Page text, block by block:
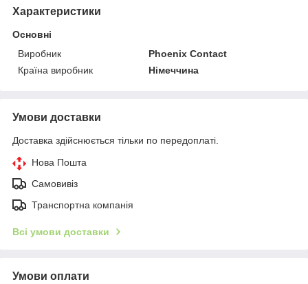
Характеристики
Основні
Виробник
Phoenix Contact
Країна виробник
Німеччина
Умови доставки
Доставка здійснюється тільки по передоплаті.
Нова Пошта
Самовивіз
Транспортна компанія
Всі умови доставки
Умови оплати